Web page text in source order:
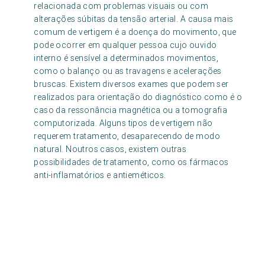
relacionada com problemas visuais ou com
alterações súbitas da tensão arterial. A causa mais
comum de vertigem é a doença do movimento, que
pode ocorrer em qualquer pessoa cujo ouvido
interno é sensível a determinados movimentos,
como o balanço ou as travagens e acelerações
bruscas. Existem diversos exames que podem ser
realizados para orientação do diagnóstico como é o
caso da ressonância magnética ou a tomografia
computorizada. Alguns tipos de vertigem não
requerem tratamento, desaparecendo de modo
natural. Noutros casos, existem outras
possibilidades de tratamento, como os fármacos
anti-inflamatórios e antieméticos.